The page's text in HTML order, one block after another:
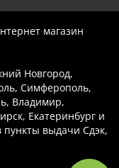
магазин
Новгород,
Симферополь,
Владимир,
Екатеринбург и
пункты выдачи Сдэк,